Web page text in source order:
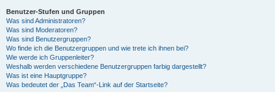
Benutzer-Stufen und Gruppen
Was sind Administratoren?
Was sind Moderatoren?
Was sind Benutzergruppen?
Wo finde ich die Benutzergruppen und wie trete ich ihnen bei?
Wie werde ich Gruppenleiter?
Weshalb werden verschiedene Benutzergruppen farbig dargestellt?
Was ist eine Hauptgruppe?
Was bedeutet der „Das Team“-Link auf der Startseite?